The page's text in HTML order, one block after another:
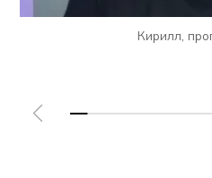
Кирилл,